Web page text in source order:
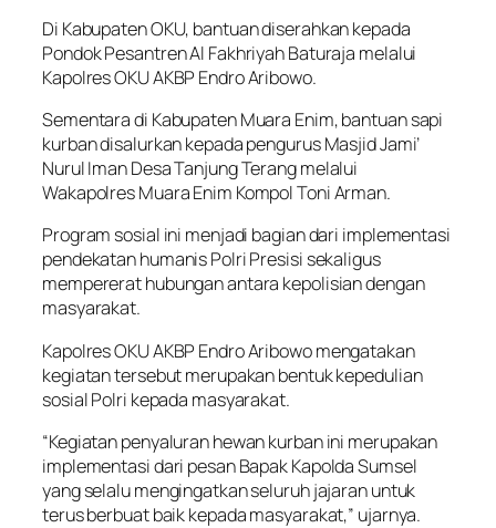
Di Kabupaten OKU, bantuan diserahkan kepada
Pondok Pesantren Al Fakhriyah Baturaja melalui
Kapolres OKU AKBP Endro Aribowo.
Sementara di Kabupaten Muara Enim, bantuan sapi
kurban disalurkan kepada pengurus Masjid Jami’
Nurul Iman Desa Tanjung Terang melalui
Wakapolres Muara Enim Kompol Toni Arman.
Program sosial ini menjadi bagian dari implementasi
pendekatan humanis Polri Presisi sekaligus
mempererat hubungan antara kepolisian dengan
masyarakat.
Kapolres OKU AKBP Endro Aribowo mengatakan
kegiatan tersebut merupakan bentuk kepedulian
sosial Polri kepada masyarakat.
“Kegiatan penyaluran hewan kurban ini merupakan
implementasi dari pesan Bapak Kapolda Sumsel
yang selalu mengingatkan seluruh jajaran untuk
terus berbuat baik kepada masyarakat,” ujarnya.